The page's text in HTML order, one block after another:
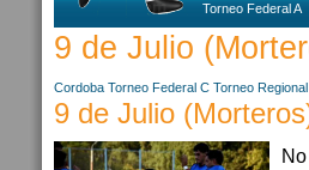
Torneo Federal A
9 de Julio
Cordoba Torneo Federal C Torneo Regional
9 de Julio